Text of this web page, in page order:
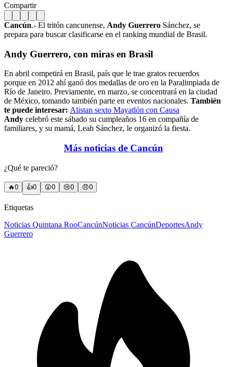
Compartir
Cancún.- El tritón cancunense, Andy Guerrero Sánchez, se
prepara para buscar clasificarse en el ranking mundial de Brasil.
Andy Guerrero, con miras en Brasil
En abril competirá en Brasil, país que le trae gratos recuerdos
porque en 2012 ahí ganó dos medallas de oro en la Paralimpiada de
Río de Janeiro. Previamente, en marzo, se concentrará en la ciudad
de México, tomando también parte en eventos nacionales. También
te puede interesar: Alistan sexto Mayatlón con Causa
Andy celebró este sábado su cumpleaños 16 en compañía de
familiares, y su mamá, Leah Sánchez, le organizó la fiesta.
Más noticias de Cancún
¿Qué te pareció?
🔥0 👍0 😲0 😢0 😠0
Etiquetas
Noticias Quintana RooCancúnNoticias CancúnDeportesAndy
Guerrero